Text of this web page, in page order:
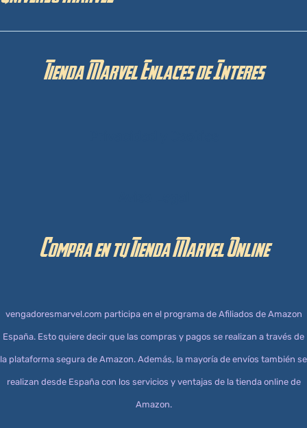
Tienda Marvel Enlaces de Interes
Compra en tu Tienda Marvel Online
vengadoresmarvel.com participa en el programa de Afiliados de Amazon
España. Esto quiere decir que las compras y pagos se realizan a través de
la plataforma segura de Amazon. Además, la mayoría de envíos también se
realizan desde España con los servicios y ventajas de la tienda online de
Amazon.